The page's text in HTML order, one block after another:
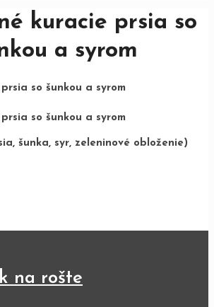
kuracie prsia so
a syrom
so šunkou a syrom
so šunkou a syrom
šunka, syr, zeleninové obloženie)
na rošte